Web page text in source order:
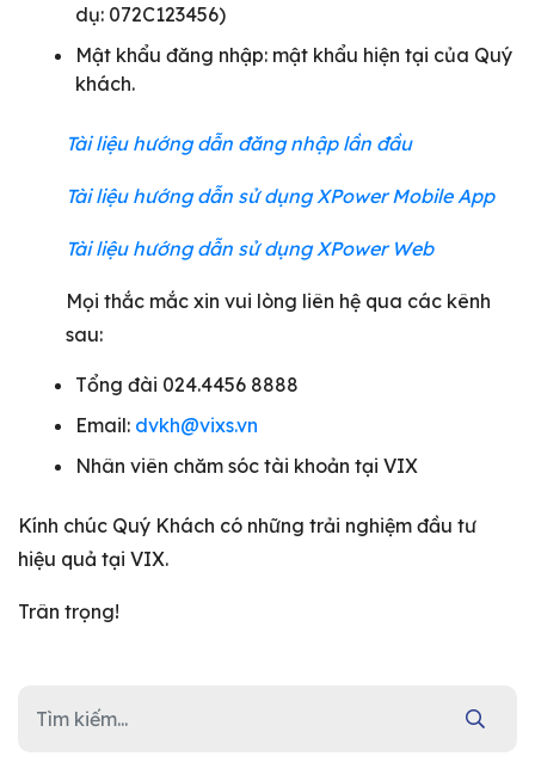
dụ: 072C123456)
Mật khẩu đăng nhập: mật khẩu hiện tại của Quý
khách.
Tài liệu hướng dẫn đăng nhập lần đầu
Tài liệu hướng dẫn sử dụng XPower Mobile App
Tài liệu hướng dẫn sử dụng XPower Web
Mọi thắc mắc xin vui lòng liên hệ qua các kênh
sau:
Tổng đài 024.4456 8888
Email: dvkh@vixs.vn
Nhân viên chăm sóc tài khoản tại VIX
Kính chúc Quý Khách có những trải nghiệm đầu tư
hiệu quả tại VIX.
Trân trọng!